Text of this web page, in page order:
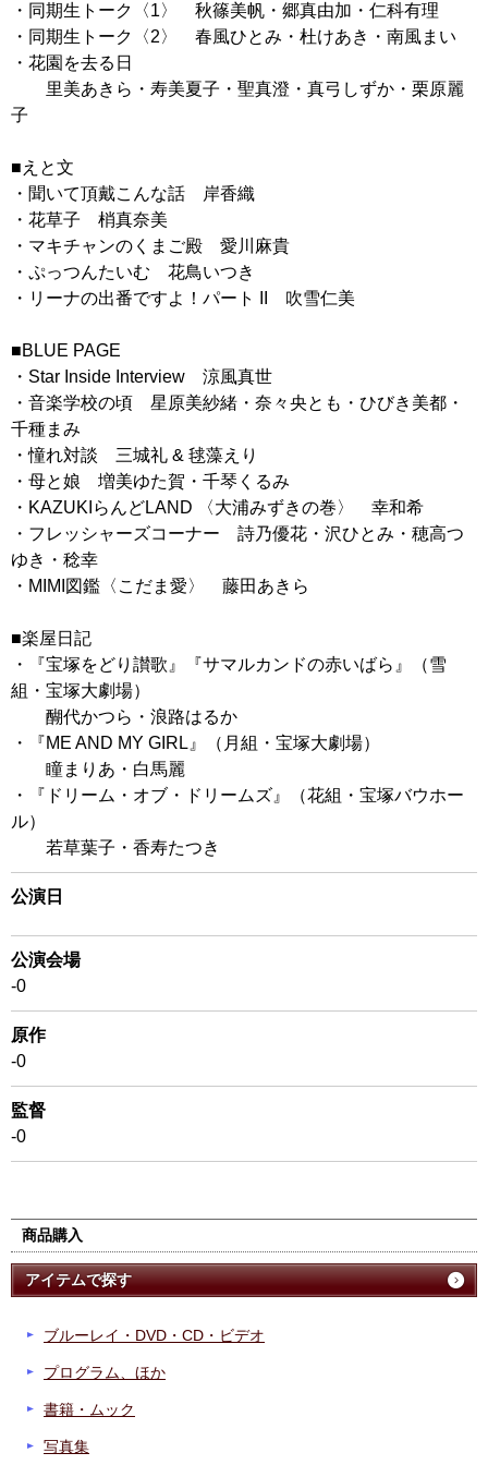
・同期生トーク〈1〉 秋篠美帆・郷真由加・仁科有理
・同期生トーク〈2〉 春風ひとみ・杜けあき・南風まい
・花園を去る日
里美あきら・寿美夏子・聖真澄・真弓しずか・栗原麗
子
■えと文
・聞いて頂戴こんな話 岸香織
・花草子 梢真奈美
・マキチャンのくまご殿 愛川麻貴
・ぷっつんたいむ 花鳥いつき
・リーナの出番ですよ！パート II 吹雪仁美
■BLUE PAGE
・Star Inside Interview 涼風真世
・音楽学校の頃 星原美紗緒・奈々央とも・ひびき美都・
千種まみ
・憧れ対談 三城礼 & 毬藻えり
・母と娘 増美ゆた賀・千琴くるみ
・KAZUKIらんどLAND 〈大浦みずきの巻〉 幸和希
・フレッシャーズコーナー 詩乃優花・沢ひとみ・穂高つ
ゆき・稔幸
・MIMI図鑑〈こだま愛〉 藤田あきら
■楽屋日記
・『宝塚をどり讃歌』『サマルカンドの赤いばら』（雪
組・宝塚大劇場）
醐代かつら・浪路はるか
・『ME AND MY GIRL』（月組・宝塚大劇場）
瞳まりあ・白馬麗
・『ドリーム・オブ・ドリームズ』（花組・宝塚バウホー
ル）
若草葉子・香寿たつき
公演日
公演会場
-0
原作
-0
監督
-0
商品購入
アイテムで探す
ブルーレイ・DVD・CD・ビデオ
プログラム、ほか
書籍・ムック
写真集